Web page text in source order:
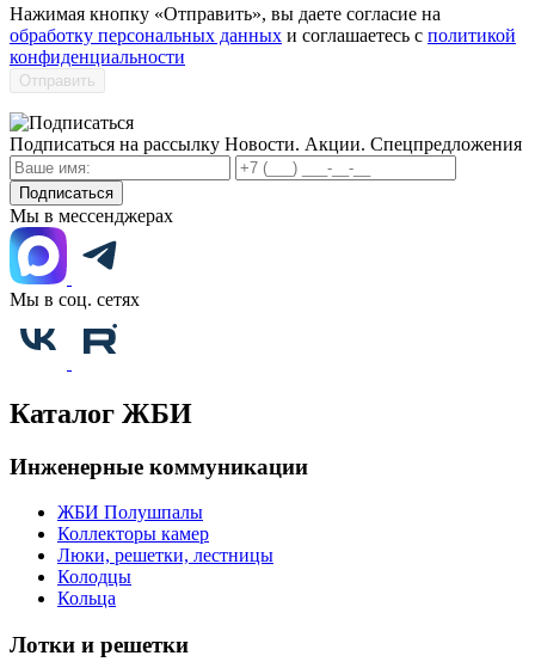
Нажимая кнопку «Отправить», вы даете согласие на
обработку персональных данных и соглашаетесь с политикой
конфиденциальности
Отправить
Подписаться на рассылку Новости. Акции. Спецпредложения
Подписаться
Мы в мессенджерах
Мы в соц. сетях
Каталог ЖБИ
Инженерные коммуникации
ЖБИ Полушпалы
Коллекторы камер
Люки, решетки, лестницы
Колодцы
Кольца
Лотки и решетки